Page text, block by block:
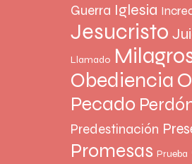
Guerra Iglesia
Jesucristo
Llamado
Obediencia
Pecado
Predestinación
Promesas Prueba